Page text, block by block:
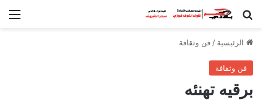
بحث عن
الرئيسية / فن وثقافة
فن وثقافة
برقيه تهنئه